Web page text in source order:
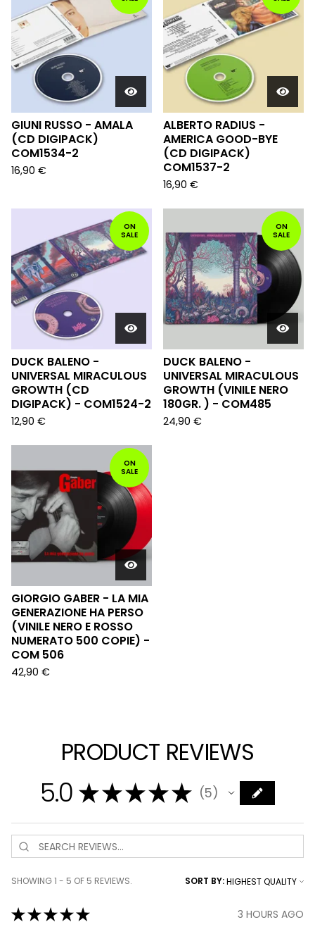
GIUNI RUSSO - AMALA
(CD DIGIPACK)
COM1534-2
16,90 €
ALBERTO RADIUS -
AMERICA GOOD-BYE
(CD DIGIPACK)
COM1537-2
16,90 €
ON
SALE
DUCK BALENO -
UNIVERSAL MIRACULOUS
GROWTH (CD
DIGIPACK) - COM1524-2
12,90 €
ON
SALE
DUCK BALENO -
UNIVERSAL MIRACULOUS
GROWTH (VINILE NERO
180GR. ) - COM485
24,90 €
ON
SALE
GIORGIO GABER - LA MIA
GENERAZIONE HA PERSO
(VINILE NERO E ROSSO
NUMERATO 500 COPIE) -
COM 506
42,90 €
PRODUCT REVIEWS
5.0 ★★★★★ 5
5
SHOWING 1 - 5 OF 5 REVIEWS. SORT BY:
★★★★★ 3 HOURS AGO